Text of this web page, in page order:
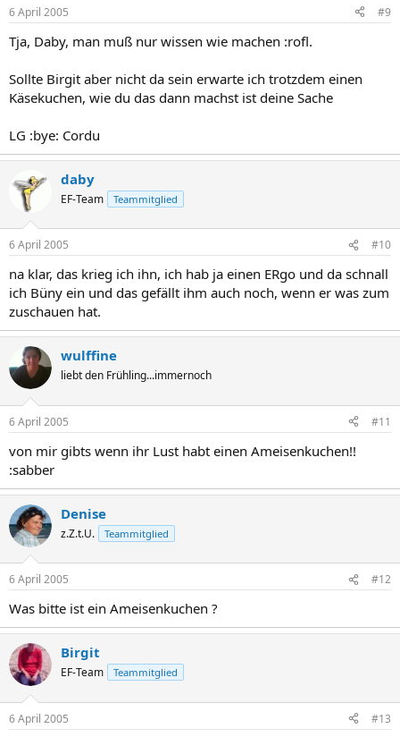
6 April 2005 #9
Tja, Daby, man muß nur wissen wie machen :rofl.
Sollte Birgit aber nicht da sein erwarte ich trotzdem einen
Käsekuchen, wie du das dann machst ist deine Sache
LG :bye: Cordu
daby
EF-Team Teammitglied
6 April 2005 #10
na klar, das krieg ich ihn, ich hab ja einen ERgo und da schnall
ich Büny ein und das gefällt ihm auch noch, wenn er was zum
zuschauen hat.
wulffine
liebt den Frühling...immernoch
6 April 2005 #11
von mir gibts wenn ihr Lust habt einen Ameisenkuchen!!
:sabber
Denise
z.Z.t.U. Teammitglied
6 April 2005 #12
Was bitte ist ein Ameisenkuchen ?
Birgit
EF-Team Teammitglied
6 April 2005 #13